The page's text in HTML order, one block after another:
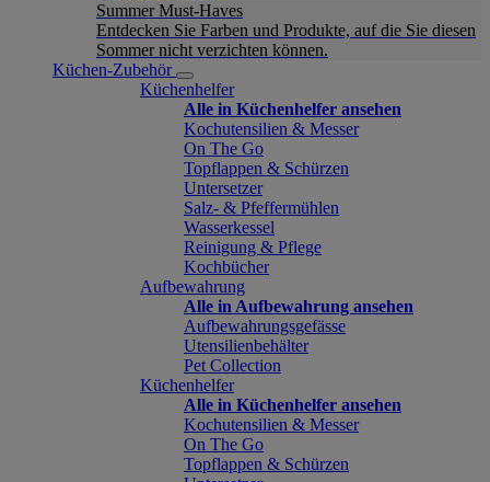
Summer Must-Haves
Entdecken Sie Farben und Produkte, auf die Sie diesen
Sommer nicht verzichten können.
Küchen-Zubehör
Küchenhelfer
Alle in Küchenhelfer ansehen
Kochutensilien & Messer
On The Go
Topflappen & Schürzen
Untersetzer
Salz- & Pfeffermühlen
Wasserkessel
Reinigung & Pflege
Kochbücher
Aufbewahrung
Alle in Aufbewahrung ansehen
Aufbewahrungsgefässe
Utensilienbehälter
Pet Collection
Küchenhelfer
Alle in Küchenhelfer ansehen
Kochutensilien & Messer
On The Go
Topflappen & Schürzen